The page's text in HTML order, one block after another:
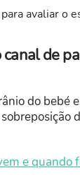
avaliar o
de
do
e quando